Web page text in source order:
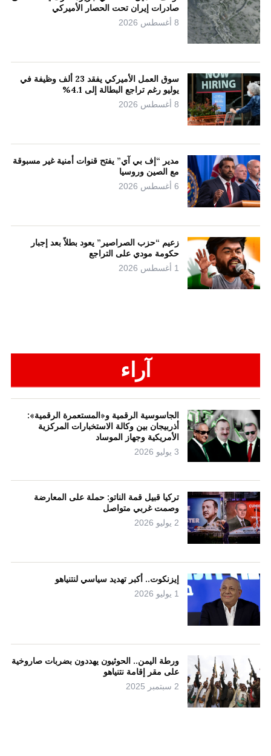
صادرات إيران تحت الحصار الأميركي
8 أغسطس 2026
سوق العمل الأميركي يفقد 23 ألف وظيفة في
يوليو رغم تراجع البطالة إلى 4.1%
8 أغسطس 2026
مدير “إف بي آي” يفتح قنوات أمنية غير مسبوقة
مع الصين وروسيا
6 أغسطس 2026
زعيم “حزب الصراصير” يعود بطلاً بعد إجبار
حكومة مودي على التراجع
1 أغسطس 2026
آراء
الجاسوسية الرقمية و«المستعمرة الرقمية»:
أذربيجان بين وكالة الاستخبارات المركزية
الأمريكية وجهاز الموساد
3 يوليو 2026
تركيا قبيل قمة الناتو: حملة على المعارضة
وصمت غربي متواصل
2 يوليو 2026
إيزنكوت.. أكبر تهديد سياسي لنتنياهو
1 يوليو 2026
ورطة اليمن.. الحوثيون يهددون بضربات صاروخية
على مقر إقامة نتنياهو
2 سبتمبر 2025